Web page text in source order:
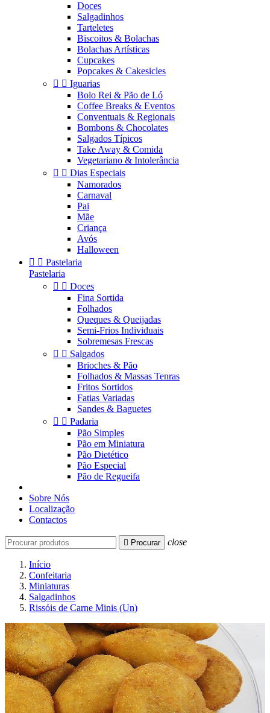
Doces
Salgadinhos
Tarteletes
Biscoitos & Bolachas
Bolachas Artísticas
Cupcakes
Popcakes & Cakesicles
  Iguarias
Bolo Rei & Pão de Ló
Coffee Breaks & Eventos
Conventuais & Regionais
Bombons & Chocolates
Salgados Típicos
Take Away & Comida
Vegetariano & Intolerância
  Dias Especiais
Namorados
Carnaval
Pai
Mãe
Criança
Avós
Halloween
  Pastelaria
Pastelaria
  Doces
Fina Sortida
Folhados
Queques & Queijadas
Semi-Frios Individuais
Sobremesas Frescas
  Salgados
Brioches & Pão
Folhados & Massas Tenras
Fritos Sortidos
Fatias Variadas
Sandes & Baguetes
  Padaria
Pão Simples
Pão em Miniatura
Pão Dietético
Pão Especial
Pão de Regueifa
Sobre Nós
Localização
Contactos
 Procurar close
Início
Confeitaria
Miniaturas
Salgadinhos
Rissóis de Carne Minis (Un)